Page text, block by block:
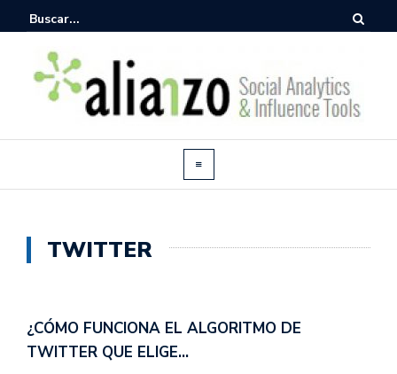
TWITTER
¿CÓMO FUNCIONA EL ALGORITMO DE
TWITTER QUE ELIGE…